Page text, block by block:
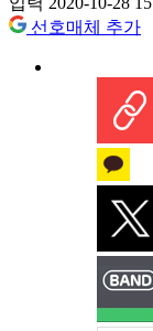
선호매체 추가